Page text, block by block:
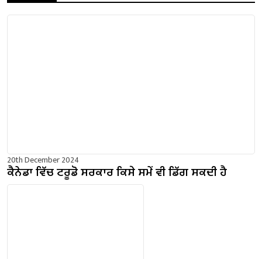
20th December 2024
ਕੈਨੇਡਾ ਵਿੱਚ ਟਰੂਡੋ ਸਰਕਾਰ ਕਿਸੇ ਸਮੇਂ ਵੀ ਡਿੱਗ ਸਕਦੀ ਹੈ